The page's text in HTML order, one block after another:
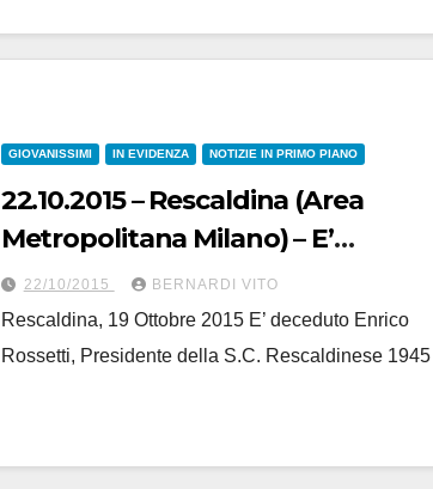
GIOVANISSIMI IN EVIDENZA NOTIZIE IN PRIMO PIANO
22.10.2015 – Rescaldina (Area
Metropolitana Milano) – E’
scomparso Enrico Rossetti,
Presidente della “S.C. Rescaldinese
1945”
22/10/2015 BERNARDI VITO
Rescaldina, 19 Ottobre 2015 E’ deceduto Enrico
Rossetti, Presidente della S.C. Rescaldinese 1945